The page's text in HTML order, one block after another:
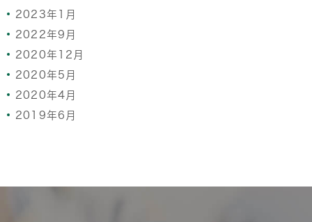
2023年1月
2022年9月
2020年12月
2020年5月
2020年4月
2019年6月